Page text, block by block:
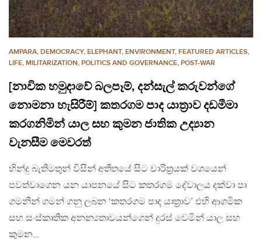
AMPARA, DEMOCRACY, ELEPHANT, ENVIRONMENT, FEATURED ARTICLES,
LIFE, MILITARIZATION, POLITICS AND GOVERNANCE, POST-WAR
[නාවික හමුදාවේ බලපෑම්, දන්සැල් කරුවන්ගේ
නොමනා හැසිරීම්] කතරගම පාද යාත්‍රාව දඩමීමා
කරගනිමින් යාල සහ කුමන ජාතික උද්‍යාන
වැනසීම මෙවරත්
හින්දු බැතිමතුන් විසින් අතීතයේ සිට චාරිත්‍රයක් වශයෙන්
පවත්වාගෙන යන යාපනයේ සිට කතරගම දේවාලය දක්වා පා
ගමනින් ගමන් ගනු ලබන ‘කතරගම පාද යාත්‍රාව’ එහි ආගමික
සහ සංස්කෘතික අනන්‍යතාවයන්ගෙන් දුරස් වෙමින් යාල සහ
කුමන…